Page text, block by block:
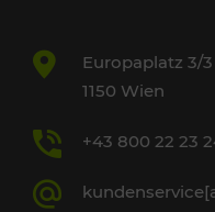
Europaplatz 3/3
1150 Wien
+43 800 22 23